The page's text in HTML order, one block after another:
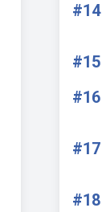
#14
#15
#16
#17
#18